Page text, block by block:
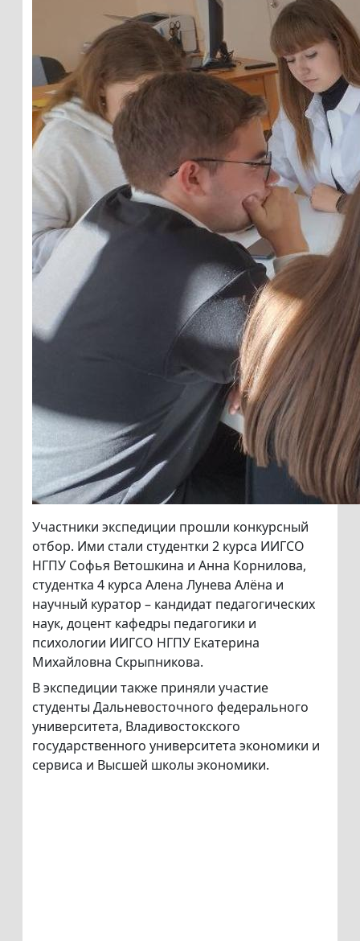
Участники экспедиции прошли конкурсный
отбор. Ими стали студентки 2 курса ИИГСО
НГПУ Софья Ветошкина и Анна Корнилова,
студентка 4 курса Алена Лунева Алёна и
научный куратор – кандидат педагогических
наук, доцент кафедры педагогики и
психологии ИИГСО НГПУ Екатерина
Михайловна Скрыпникова.
В экспедиции также приняли участие
студенты Дальневосточного федерального
университета, Владивостокского
государственного университета экономики и
сервиса и Высшей школы экономики.